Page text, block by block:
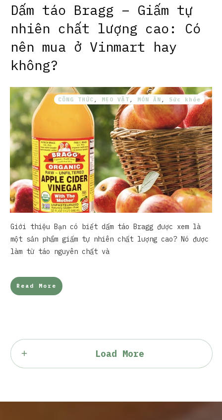
Dấm táo Bragg – Giấm tự
nhiên chất lượng cao: Có
nên mua ở Vinmart hay
không?
CÔNG THỨC MẸO VẶT MÓN ĂN Sức khỏe
Giới thiệu Bạn có biết dấm táo Bragg được xem là
một sản phẩm giấm tự nhiên chất lượng cao? Nó được
làm từ táo nguyên chất và
Read More
Load More